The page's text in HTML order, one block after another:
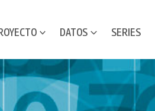
DATOS SERIES